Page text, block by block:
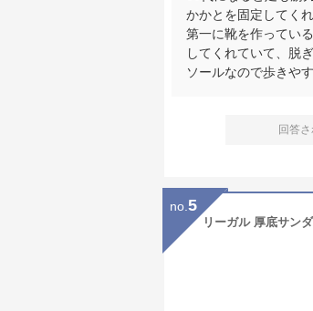
かかとを固定してく
第一に靴を作ってい
してくれていて、脱
ソールなので歩きや
回答
no. 5